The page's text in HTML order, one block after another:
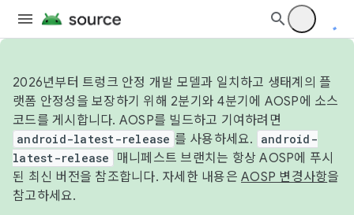
2026년부터 트렁크 안정 개발 모델과 일치하고 생태계의 플
랫폼 안정성을 보장하기 위해 2분기와 4분기에 AOSP에 소스
코드를 게시합니다. AOSP를 빌드하고 기여하려면
android-latest-release 를 사용하세요.
android-
latest-release
매니페스트 브랜치는 항상 AOSP에 푸시
된 최신 버전을 참조합니다. 자세한 내용은 AOSP 변경사항을
참고하세요.